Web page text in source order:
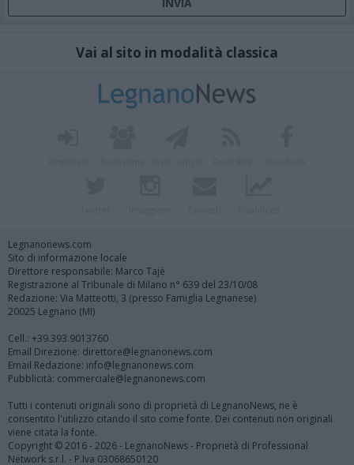
Vai al sito in modalità classica
Legnanonews.com
Sito di informazione locale
Direttore responsabile: Marco Tajè
Registrazione al Tribunale di Milano n° 639 del 23/10/08
Redazione: Via Matteotti, 3 (presso Famiglia Legnanese)
20025 Legnano (MI)
Cell.: +39.393.9013760
Email Direzione: direttore@legnanonews.com
Email Redazione: info@legnanonews.com
Pubblicità: commerciale@legnanonews.com
Tutti i contenuti originali sono di proprietà di LegnanoNews, ne è
consentito l'utilizzo citando il sito come fonte. Dei contenuti non originali
viene citata la fonte.
Copyright © 2016 - 2026 - LegnanoNews - Proprietà di Professional
Network s.r.l. - P.Iva 03068650120